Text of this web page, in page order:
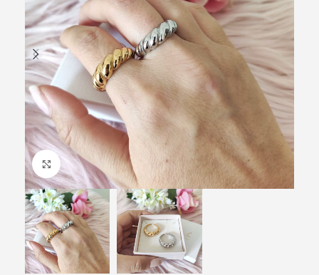
Click to enlarge